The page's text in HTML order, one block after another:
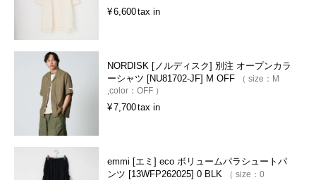
¥6,600tax in
NORDISK [ノルディスク] 別注 オープンカラ
ーシャツ [NU81702-JF] M OFF
size： M
color： OFF
¥7,700tax in
emmi [エミ] eco ボリュームパラシュートパ
ンツ [13WFP262025] 0 BLK
size： 0